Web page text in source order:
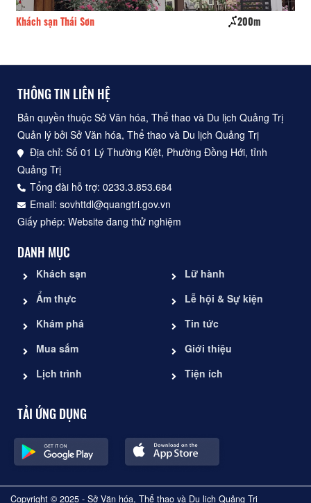
Khách sạn Thái Sơn 200m
THÔNG TIN LIÊN HỆ
Bản quyền thuộc Sở Văn hóa, Thể thao và Du lịch Quảng Trị
Quản lý bởi Sở Văn hóa, Thể thao và Du lịch Quảng Trị
Địa chỉ: Số 01 Lý Thường Kiệt, Phường Đồng Hới, tỉnh
Quảng Trị
Tổng đài hỗ trợ: 0233.3.853.684
Email: sovhttdl@quangtri.gov.vn
Giấy phép: Website đang thử nghiệm
DANH MỤC
Khách sạn
Ẩm thực
Khám phá
Mua sắm
Lịch trình
Lữ hành
Lễ hội & Sự kiện
Tin tức
Giới thiệu
Tiện ích
TẢI ỨNG DỤNG
Copyright © 2025 - Sở Văn hóa, Thể thao và Du lịch Quảng Trị